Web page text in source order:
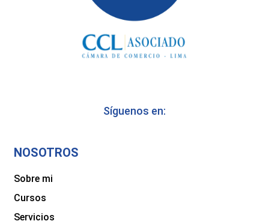
Síguenos en:
NOSOTROS
Sobre mi
Cursos
Servicios